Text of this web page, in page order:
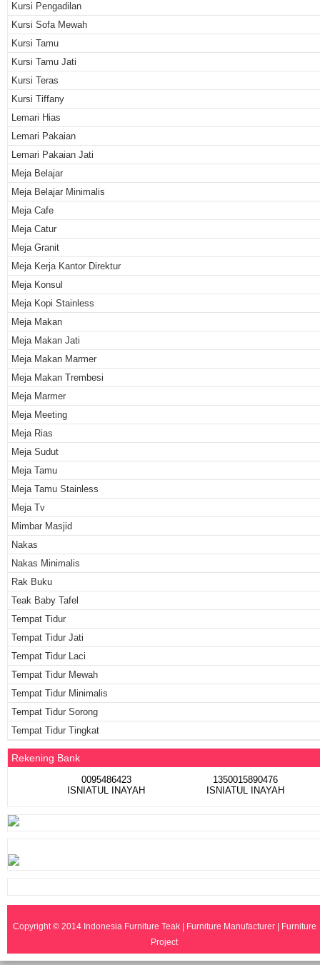
Kursi Pengadilan
Kursi Sofa Mewah
Kursi Tamu
Kursi Tamu Jati
Kursi Teras
Kursi Tiffany
Lemari Hias
Lemari Pakaian
Lemari Pakaian Jati
Meja Belajar
Meja Belajar Minimalis
Meja Cafe
Meja Catur
Meja Granit
Meja Kerja Kantor Direktur
Meja Konsul
Meja Kopi Stainless
Meja Makan
Meja Makan Jati
Meja Makan Marmer
Meja Makan Trembesi
Meja Marmer
Meja Meeting
Meja Rias
Meja Sudut
Meja Tamu
Meja Tamu Stainless
Meja Tv
Mimbar Masjid
Nakas
Nakas Minimalis
Rak Buku
Teak Baby Tafel
Tempat Tidur
Tempat Tidur Jati
Tempat Tidur Laci
Tempat Tidur Mewah
Tempat Tidur Minimalis
Tempat Tidur Sorong
Tempat Tidur Tingkat
Rekening Bank
0095486423
ISNIATUL INAYAH
1350015890476
ISNIATUL INAYAH
Copyright © 2014 Indonesia Furniture Teak | Furniture Manufacturer | Furniture
Project